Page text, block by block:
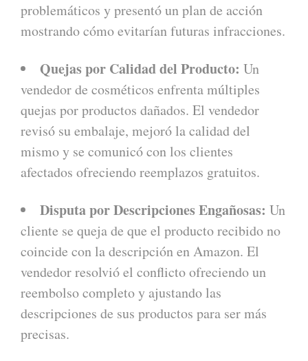
problemáticos y presentó un plan de acción
mostrando cómo evitarían futuras infracciones.
Quejas por Calidad del Producto: Un
vendedor de cosméticos enfrenta múltiples
quejas por productos dañados. El vendedor
revisó su embalaje, mejoró la calidad del
mismo y se comunicó con los clientes
afectados ofreciendo reemplazos gratuitos.
Disputa por Descripciones Engañosas: Un
cliente se queja de que el producto recibido no
coincide con la descripción en Amazon. El
vendedor resolvió el conflicto ofreciendo un
reembolso completo y ajustando las
descripciones de sus productos para ser más
precisas.